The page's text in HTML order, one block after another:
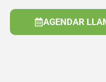
AGENDAR